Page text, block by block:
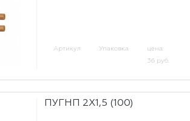
Артикул Упаковка
цена:
36 руб.
ПУГНП 2Х1,5 (100)